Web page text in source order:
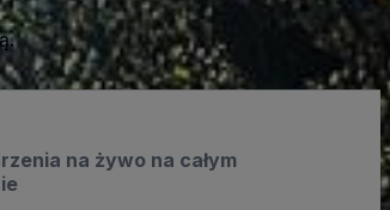
na żywo na całym